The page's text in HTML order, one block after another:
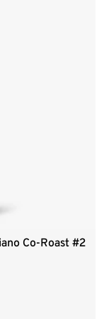
Co-Roast #2